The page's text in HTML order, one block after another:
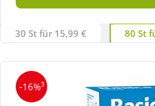
30 St für 15,99 € 80 St
-16%3